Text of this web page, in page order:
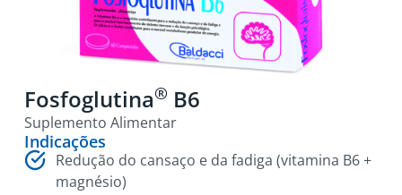
Fosfoglutina® B6
Suplemento Alimentar
Indicações
Redução do cansaço e da fadiga (vitamina B6 +
magnésio)